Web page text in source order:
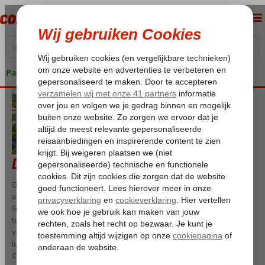
Pakketgarantie
Dunas Hotels en Resorts
Dunas Hotels en Resorts biedt uitstekende locaties en
accommodaties voor elke smaak, met service vanuit het hart.
Gericht op Europese vakantiegangers, stimuleert de keten ook lokaal
toerisme. Het Dolphin-symbool in het logo staat voor kwaliteit en
vakantieplezier. De accommodaties, van 3,5- en 4-sterrenhotels tot
luxe bungalows en villa’s, liggen op prachtige plekken in Zuid-Gran
Canaria.